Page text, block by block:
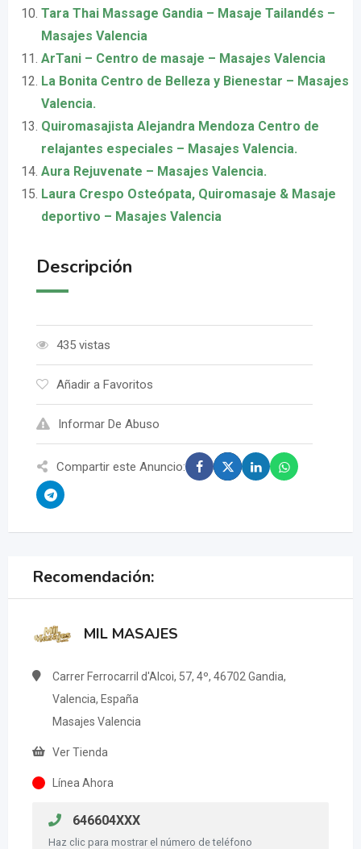
Tara Thai Massage Gandia – Masaje Tailandés –
Masajes Valencia
ArTani – Centro de masaje – Masajes Valencia
La Bonita Centro de Belleza y Bienestar – Masajes
Valencia.
Quiromasajista Alejandra Mendoza Centro de
relajantes especiales – Masajes Valencia.
Aura Rejuvenate – Masajes Valencia.
Laura Crespo Osteópata, Quiromasaje & Masaje
deportivo – Masajes Valencia
Descripción
435 vistas
Añadir a Favoritos
Informar De Abuso
Compartir este Anuncio:
Recomendación:
MIL MASAJES
Carrer Ferrocarril d'Alcoi, 57, 4º, 46702 Gandia,
Valencia, España
Masajes Valencia
Ver Tienda
Línea Ahora
646604XXX
Haz clic para mostrar el número de teléfono